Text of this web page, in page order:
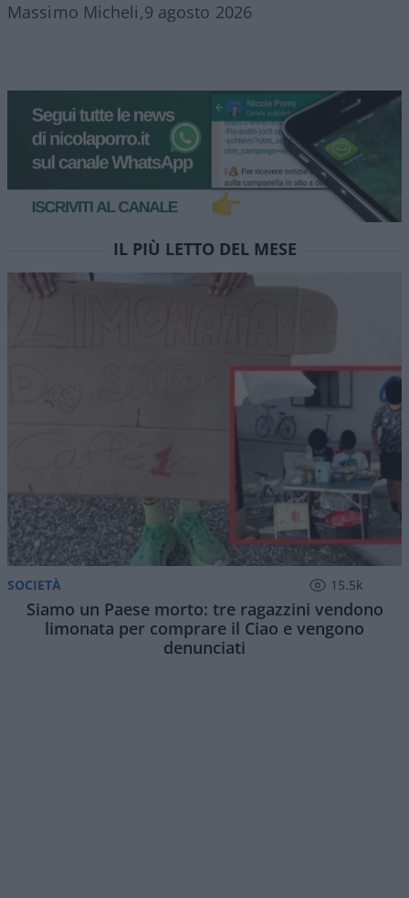
Massimo Micheli,9 agosto 2026
IL PIÙ LETTO DEL MESE
SOCIETÀ 15.5k
Siamo un Paese morto: tre ragazzini vendono
limonata per comprare il Ciao e vengono
denunciati